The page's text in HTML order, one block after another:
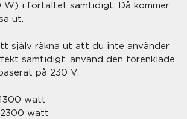
W) i förtältet samtidigt. Då kommer
ut.
själv räkna ut att du inte använder
samtidigt, använd den förenklade
på 230 V:
watt
2300 watt